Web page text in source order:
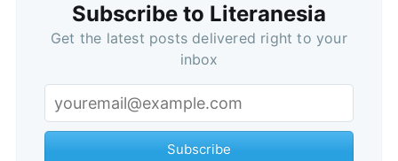
Subscribe to Literanesia
Get the latest posts delivered right to your
inbox
Subscribe
Subscribe